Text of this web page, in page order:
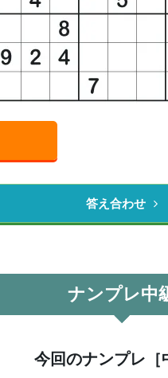
答え合わせ
ナンプレ中
今回のナンプレ［